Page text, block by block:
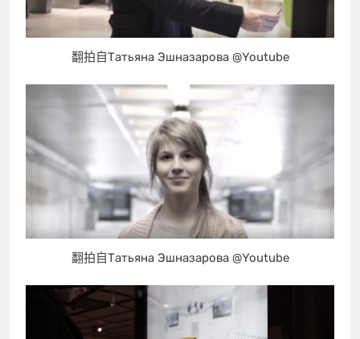
翻拍自Татьяна Эшназарова @Youtube
翻拍自Татьяна Эшназарова @Youtube